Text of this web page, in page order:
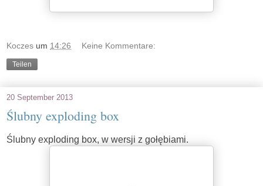
Koczes um 14:26 Keine Kommentare:
Teilen
20 September 2013
Ślubny exploding box
Ślubny exploding box, w wersji z gołębiami.